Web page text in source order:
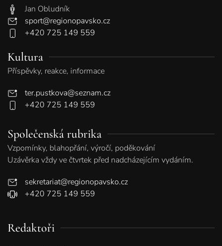
Jan Obludník
sport@regionopavsko.cz
+420 725 149 559
Kultura
Příspěvky, reakce, informace
ter.pustkova@seznam.cz
+420 725 149 559
Společenská rubrika
Vzpomínky, blahopřání, výročí, poděkování
Uzávěrka vždy ve čtvrtek před nadcházejícím vydáním.
sekretariat@regionopavsko.cz
+420 725 149 559
Redaktoři